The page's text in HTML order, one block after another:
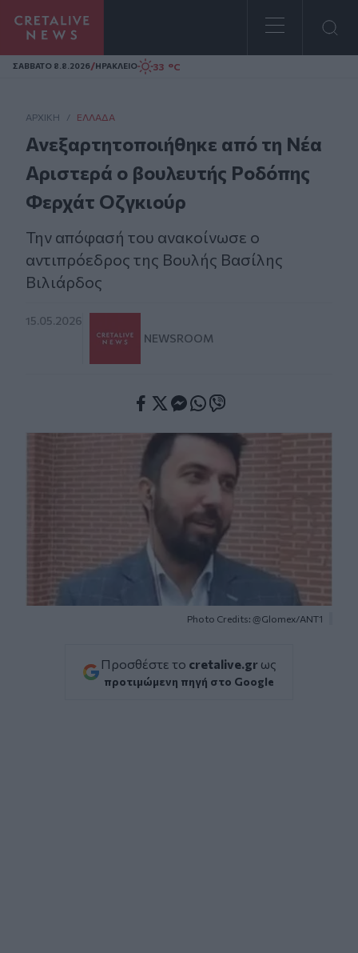
Homepage
ΣAΒΒΑΤΟ 8.8.2026/ΗΡΑΚΛΕΙΟ 33 °C
ΑΡΧΙΚΗ / ΕΛΛΆΔΑ
Ανεξαρτητοποιήθηκε από τη Νέα
Αριστερά ο βουλευτής Ροδόπης
Φερχάτ Οζγκιούρ
Την απόφασή του ανακοίνωσε ο
αντιπρόεδρος της Βουλής Βασίλης
Βιλιάρδος
15.05.2026
NEWSROOM
Photo Credits: @Glomex/ΑΝΤ1
Προσθέστε το cretalive.gr ως
προτιμώμενη πηγή στο Google